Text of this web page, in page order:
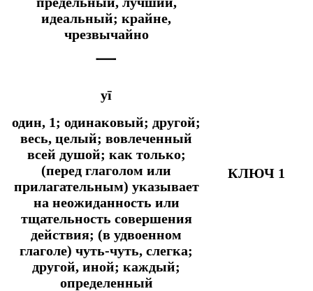
идеальный; крайне,
чрезвычайно
一
yī
один, 1; одинаковый; другой;
весь, целый; вовлеченный
всей душой; как только;
(перед глаголом или
прилагательным) указывает
на неожиданность или
тщательность совершения
действия; (в удвоенном
глаголе) чуть-чуть, слегка;
другой, иной; каждый;
определенный
КЛЮЧ 1